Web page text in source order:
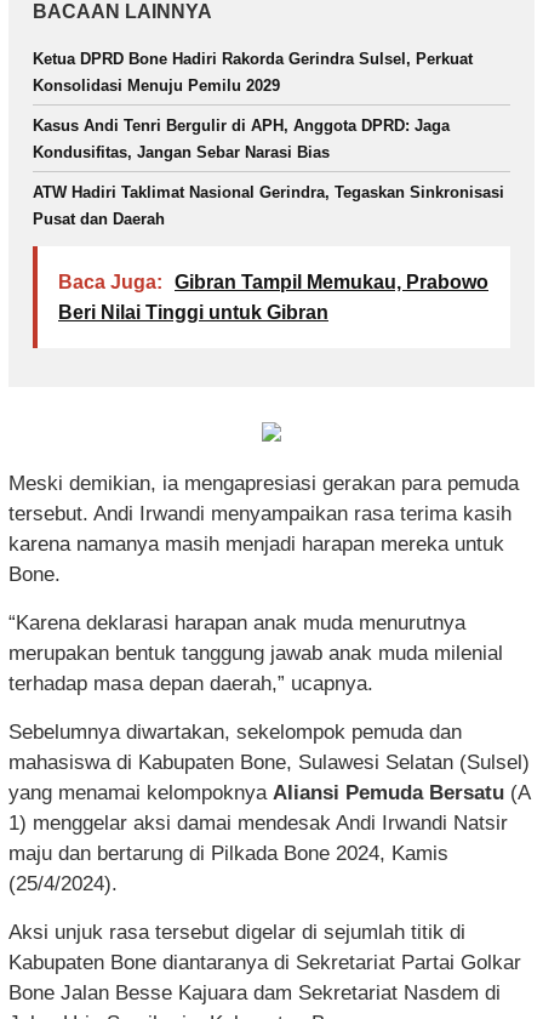
BACAAN LAINNYA
Ketua DPRD Bone Hadiri Rakorda Gerindra Sulsel, Perkuat
Konsolidasi Menuju Pemilu 2029
Kasus Andi Tenri Bergulir di APH, Anggota DPRD: Jaga
Kondusifitas, Jangan Sebar Narasi Bias
ATW Hadiri Taklimat Nasional Gerindra, Tegaskan Sinkronisasi
Pusat dan Daerah
Baca Juga:
Gibran Tampil Memukau, Prabowo
Beri Nilai Tinggi untuk Gibran
Meski demikian, ia mengapresiasi gerakan para pemuda
tersebut. Andi Irwandi menyampaikan rasa terima kasih
karena namanya masih menjadi harapan mereka untuk
Bone.
“Karena deklarasi harapan anak muda menurutnya
merupakan bentuk tanggung jawab anak muda milenial
terhadap masa depan daerah,” ucapnya.
Sebelumnya diwartakan, sekelompok pemuda dan
mahasiswa di Kabupaten Bone, Sulawesi Selatan (Sulsel)
yang menamai kelompoknya Aliansi Pemuda Bersatu (A
1) menggelar aksi damai mendesak Andi Irwandi Natsir
maju dan bertarung di Pilkada Bone 2024, Kamis
(25/4/2024).
Aksi unjuk rasa tersebut digelar di sejumlah titik di
Kabupaten Bone diantaranya di Sekretariat Partai Golkar
Bone Jalan Besse Kajuara dam Sekretariat Nasdem di